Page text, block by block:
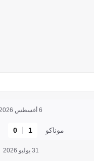
6 أغسطس 2026
موناكو 1
0
31 يوليو 2026